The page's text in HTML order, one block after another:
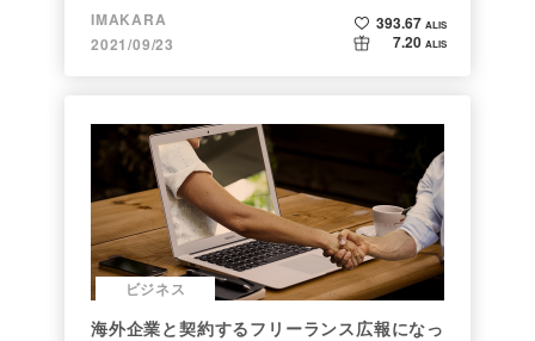
IMAKARA
2021/09/23
393.67 ALIS
7.20 ALIS
ビジネス
海外企業と契約するフリーランス広報になっ